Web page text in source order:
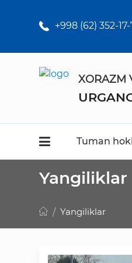
+998 (62) 352-17-
XORAZM
Tuman
o'rta ta'lim
maktabklar
Kasb-hunar
kollejlari
Faoliyat
Media
Yangiliklar
Yangiliklar